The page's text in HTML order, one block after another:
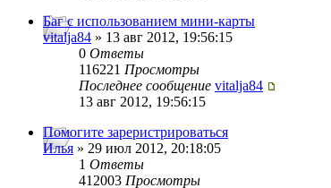
Баг с использованием мини-карты
vitalja84 » 13 авг 2012, 19:56:15
0 Ответы
116221 Просмотры
Последнее сообщение vitalja84
13 авг 2012, 19:56:15
Помогите зареристрироваться
Илья » 29 июл 2012, 20:18:05
1 Ответы
412003 Просмотры